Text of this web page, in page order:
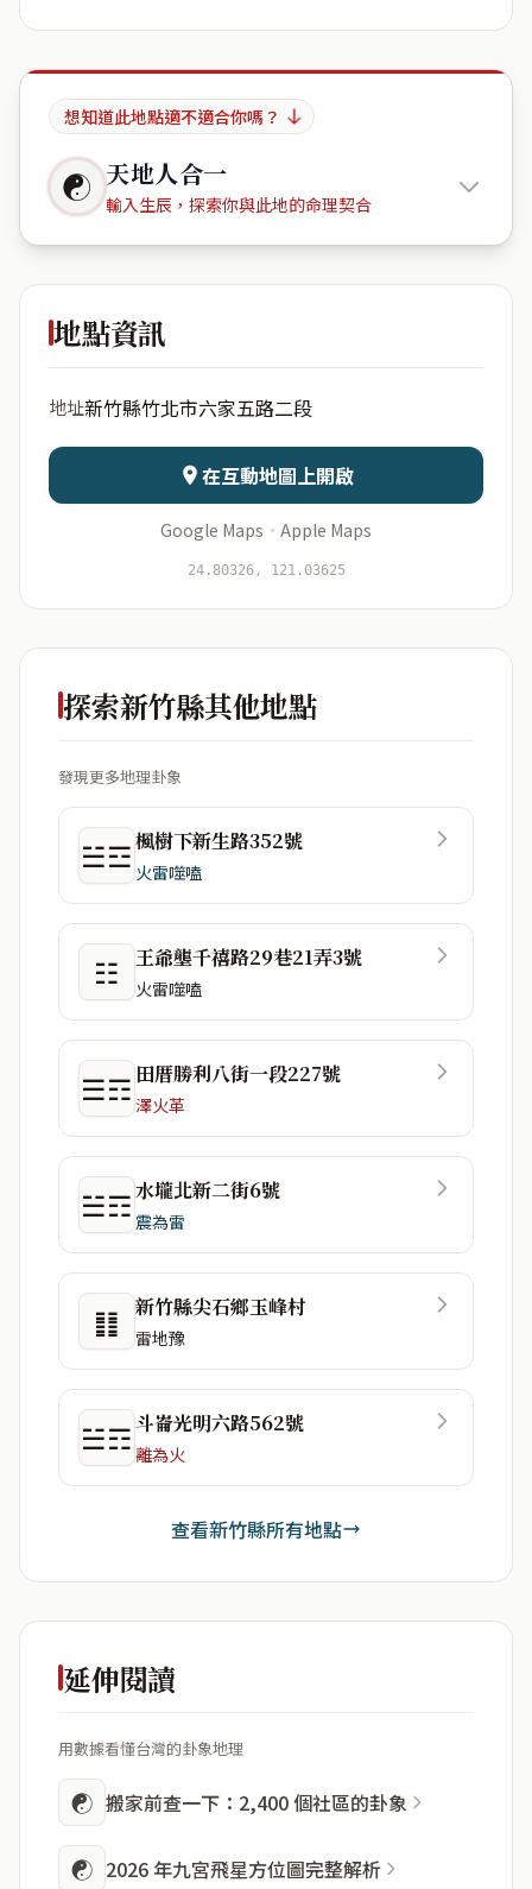
想知道此地點適不適合你嗎？
☯ 天地人合一
輸入生辰，探索你與此地的命理契合
良茂Life
日期 出生時辰
資料僅用於即時分析，不會儲存於伺服器
地點資訊
地址新竹縣竹北市六家五路二段
在互動地圖上開啟
Google Maps · Apple Maps
24.80326, 121.03625
探索新竹縣其他地點
發現更多地理卦象
☱☲楓樹下新生路352號
火雷噬嗑
☷ 王爺壟千禧路29巷21弄3號
火雷噬嗑
☰☶ 田厝勝利八街一段227號
澤火革
☱☶水壠北新二街6號
震為雷
䷁ 新竹縣尖石鄉玉峰村
雷地豫
☱☶斗崙光明六路562號
離為火
查看新竹縣所有地點
延伸閱讀
用數據看懂台灣的卦象地理
☯ 搬家前查一下：2,400 個社區的卦象
☯ 2026 年九宮飛星方位圖完整解析